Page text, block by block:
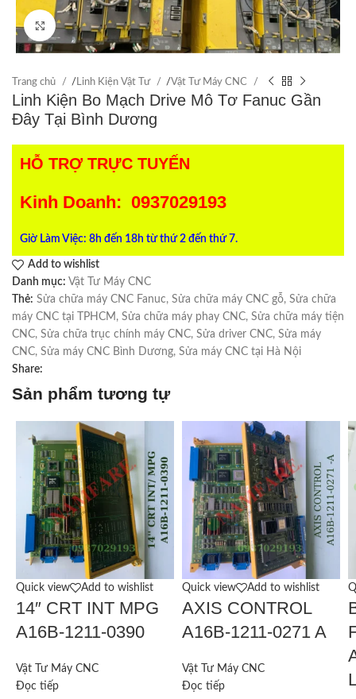
Click to enlarge
Trang chủ / Linh Kiện Vật Tư /Vật Tư Máy CNC
Linh Kiện Bo Mạch Drive Mô Tơ Fanuc Gần
Đây Tại Bình Dương
HỖ TRỢ TRỰC TUYẾN
Kinh Doanh: 0937029193
Giờ Làm Việc: 8h đến 18h từ thứ 2 đến thứ 7.
Add to wishlist
Danh mục: Vật Tư Máy CNC
Thẻ: Sửa chữa máy CNC Fanuc, Sửa chữa máy CNC gỗ, Sửa chữa
máy CNC tại TPHCM , Sửa chữa máy phay CNC, Sửa chữa máy tiện
CNC, Sửa chữa trục chính máy CNC, Sửa driver CNC, Sửa máy
CNC, Sửa máy CNC Bình Dương, Sửa máy CNC tại Hà Nội
Share:
Sản phẩm tương tự
Quick view Add to wishlist
14″ CRT INT MPG
A16B-1211-0390
Vật Tư Máy CNC
Đọc tiếp
Quick view Add to wishlist
AXIS CONTROL
A16B-1211-0271 A
Vật Tư Máy CNC
Đọc tiếp